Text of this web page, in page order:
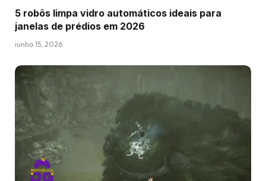
5 robôs limpa vidro automáticos ideais para
janelas de prédios em 2026
junho 15, 2026